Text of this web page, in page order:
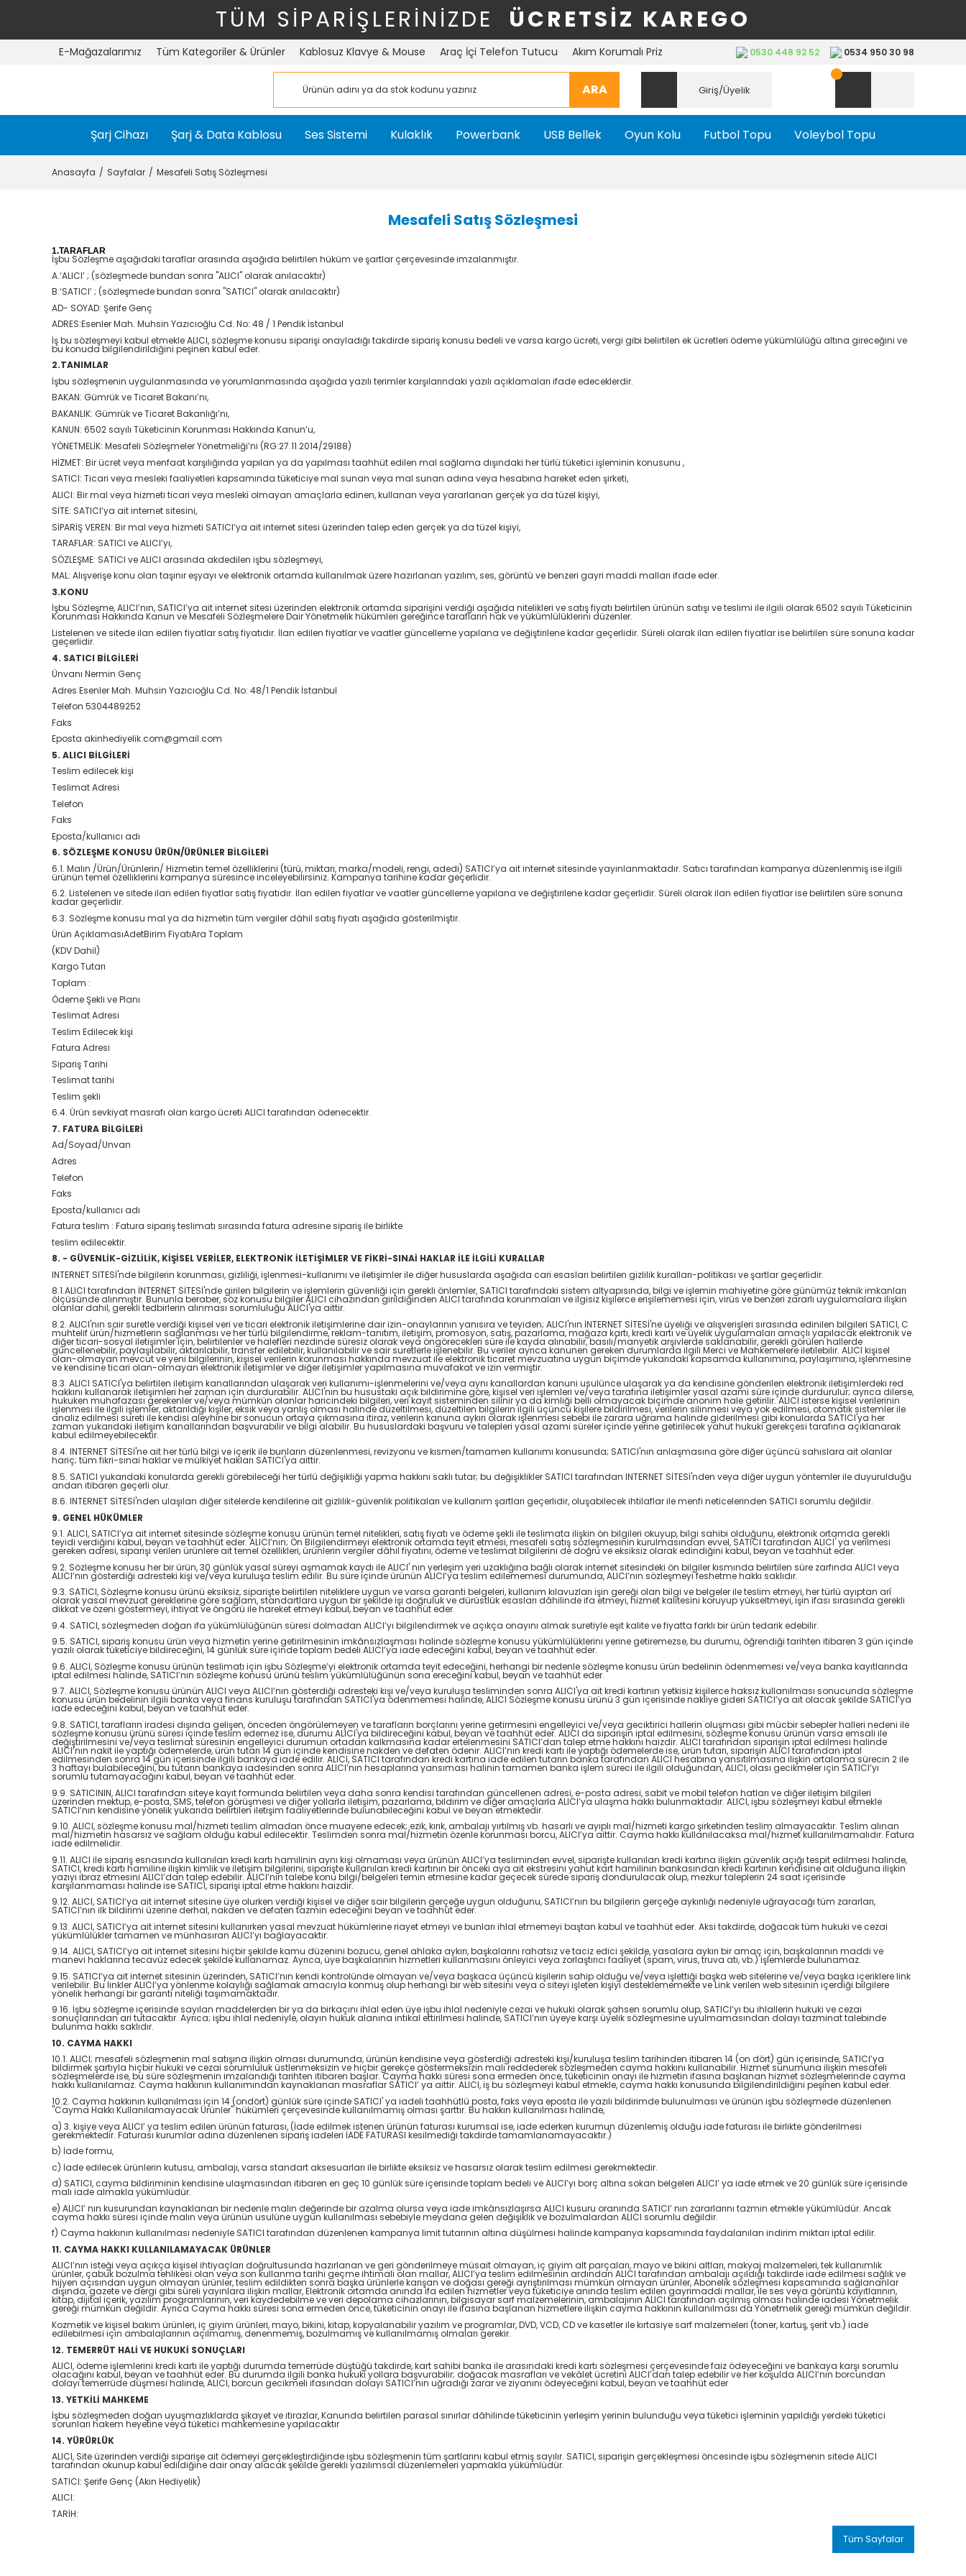
TÜM SİPARİŞLERİNİZDE ÜCRETSİZ KAREGO
E-Mağazalarımız Tüm Kategoriler & Ürünler Kablosuz Klavye & Mouse Araç İçi Telefon Tutucu Akım Korumalı Priz 0530 448 92 52 0534 950 30 98
ARA Giriş/Üyelik
Şarj Cihazı Şarj & Data Kablosu Ses Sistemi Kulaklık Powerbank USB Bellek Oyun Kolu Futbol Topu Voleybol Topu
Anasayfa Sayfalar Mesafeli Satış Sözleşmesi
Mesafeli Satış Sözleşmesi
1.TARAFLAR
İşbu Sözleşme aşağıdaki taraflar arasında aşağıda belirtilen hüküm ve şartlar çerçevesinde imzalanmıştır.
A.‘ALICI’ ; (sözleşmede bundan sonra "ALICI" olarak anılacaktır)
B.‘SATICI’ ; (sözleşmede bundan sonra "SATICI" olarak anılacaktır)
AD- SOYAD: Şerife Genç
ADRES:Esenler Mah. Muhsin Yazıcıoğlu Cd. No: 48 / 1 Pendik İstanbul
İş bu sözleşmeyi kabul etmekle ALICI, sözleşme konusu siparişi onayladığı takdirde sipariş konusu bedeli ve varsa kargo ücreti, vergi gibi belirtilen ek ücretleri ödeme yükümlülüğü altına gireceğini ve
bu konuda bilgilendirildiğini peşinen kabul eder.
2.TANIMLAR
İşbu sözleşmenin uygulanmasında ve yorumlanmasında aşağıda yazılı terimler karşılarındaki yazılı açıklamaları ifade edeceklerdir.
BAKAN: Gümrük ve Ticaret Bakanı’nı,
BAKANLIK: Gümrük ve Ticaret Bakanlığı’nı,
KANUN: 6502 sayılı Tüketicinin Korunması Hakkında Kanun’u,
YÖNETMELİK: Mesafeli Sözleşmeler Yönetmeliği’ni (RG:27.11.2014/29188)
HİZMET: Bir ücret veya menfaat karşılığında yapılan ya da yapılması taahhüt edilen mal sağlama dışındaki her türlü tüketici işleminin konusunu ,
SATICI: Ticari veya mesleki faaliyetleri kapsamında tüketiciye mal sunan veya mal sunan adına veya hesabına hareket eden şirketi,
ALICI: Bir mal veya hizmeti ticari veya mesleki olmayan amaçlarla edinen, kullanan veya yararlanan gerçek ya da tüzel kişiyi,
SİTE: SATICI’ya ait internet sitesini,
SİPARİŞ VEREN: Bir mal veya hizmeti SATICI’ya ait internet sitesi üzerinden talep eden gerçek ya da tüzel kişiyi,
TARAFLAR: SATICI ve ALICI’yı,
SÖZLEŞME: SATICI ve ALICI arasında akdedilen işbu sözleşmeyi,
MAL: Alışverişe konu olan taşınır eşyayı ve elektronik ortamda kullanılmak üzere hazırlanan yazılım, ses, görüntü ve benzeri gayri maddi malları ifade eder.
3.KONU
İşbu Sözleşme, ALICI’nın, SATICI’ya ait internet sitesi üzerinden elektronik ortamda siparişini verdiği aşağıda nitelikleri ve satış fiyatı belirtilen ürünün satışı ve teslimi ile ilgili olarak 6502 sayılı Tüketicinin
Korunması Hakkında Kanun ve Mesafeli Sözleşmelere Dair Yönetmelik hükümleri gereğince tarafların hak ve yükümlülüklerini düzenler.
Listelenen ve sitede ilan edilen fiyatlar satış fiyatıdır. İlan edilen fiyatlar ve vaatler güncelleme yapılana ve değiştirilene kadar geçerlidir. Süreli olarak ilan edilen fiyatlar ise belirtilen süre sonuna kadar
geçerlidir.
4. SATICI BİLGİLERİ
Ünvanı Nermin Genç
Adres Esenler Mah. Muhsin Yazıcıoğlu Cd. No: 48/1 Pendik İstanbul
Telefon 5304489252
Faks
Eposta akinhediyelik.com@gmail.com
5. ALICI BİLGİLERİ
Teslim edilecek kişi
Teslimat Adresi
Telefon
Faks
Eposta/kullanıcı adı
6. SÖZLEŞME KONUSU ÜRÜN/ÜRÜNLER BİLGİLERİ
6.1. Malın /Ürün/Ürünlerin/ Hizmetin temel özelliklerini (türü, miktarı, marka/modeli, rengi, adedi) SATICI’ya ait internet sitesinde yayınlanmaktadır. Satıcı tarafından kampanya düzenlenmiş ise ilgili
ürünün temel özelliklerini kampanya süresince inceleyebilirsiniz. Kampanya tarihine kadar geçerlidir.
6.2. Listelenen ve sitede ilan edilen fiyatlar satış fiyatıdır. İlan edilen fiyatlar ve vaatler güncelleme yapılana ve değiştirilene kadar geçerlidir. Süreli olarak ilan edilen fiyatlar ise belirtilen süre sonuna
kadar geçerlidir.
6.3. Sözleşme konusu mal ya da hizmetin tüm vergiler dâhil satış fiyatı aşağıda gösterilmiştir.
Ürün AçıklamasıAdetBirim FiyatıAra Toplam
(KDV Dahil)
Kargo Tutarı
Toplam :
Ödeme Şekli ve Planı
Teslimat Adresi
Teslim Edilecek kişi
Fatura Adresi
Sipariş Tarihi
Teslimat tarihi
Teslim şekli
6.4. Ürün sevkiyat masrafı olan kargo ücreti ALICI tarafından ödenecektir.
7. FATURA BİLGİLERİ
Ad/Soyad/Unvan
Adres
Telefon
Faks
Eposta/kullanıcı adı
Fatura teslim : Fatura sipariş teslimatı sırasında fatura adresine sipariş ile birlikte
teslim edilecektir.
8. - GÜVENLİK-GİZLİLİK, KİŞİSEL VERİLER, ELEKTRONİK İLETİŞİMLER VE FİKRİ-SINAİ HAKLAR İLE İLGİLİ KURALLAR
INTERNET SİTESİ'nde bilgilerin korunması, gizliliği, işlenmesi-kullanımı ve iletişimler ile diğer hususlarda aşağıda cari esasları belirtilen gizlilik kuralları-politikası ve şartlar geçerlidir.
8.1.ALICI tarafından İNTERNET SİTESİ'nde girilen bilgilerin ve işlemlerin güvenliği için gerekli önlemler, SATICI tarafındaki sistem altyapısında, bilgi ve işlemin mahiyetine göre günümüz teknik imkanları
ölçüsünde alınmıştır. Bununla beraber, söz konusu bilgiler ALICI cihazından girildiğinden ALICI tarafında korunmaları ve ilgisiz kişilerce erişilememesi için, virüs ve benzeri zararlı uygulamalara ilişkin
olanlar dahil, gerekli tedbirlerin alınması sorumluluğu ALICI'ya aittir.
8.2. ALICI'nın sair suretle verdiği kişisel veri ve ticari elektronik iletişimlerine dair izin-onaylarının yanısıra ve teyiden; ALICI'nın İNTERNET SİTESİ'ne üyeliği ve alışverişleri sırasında edinilen bilgileri SATICI, C
muhtelif ürün/hizmetlerin sağlanması ve her türlü bilgilendirme, reklam-tanıtım, iletişim, promosyon, satış, pazarlama, mağaza kartı, kredi kartı ve üyelik uygulamaları amaçlı yapılacak elektronik ve
diğer ticari-sosyal iletişimler için, belirtilenler ve halefleri nezdinde süresiz olarak veya öngörecekleri süre ile kayda alınabilir, basılı/manyetik arşivlerde saklanabilir, gerekli görülen hallerde
güncellenebilir, paylaşılabilir, aktarılabilir, transfer edilebilir, kullanılabilir ve sair suretlerle işlenebilir. Bu veriler ayrıca kanunen gereken durumlarda ilgili Merci ve Mahkemelere iletilebilir. ALICI kişisel
olan-olmayan mevcut ve yeni bilgilerinin, kişisel verilerin korunması hakkında mevzuat ile elektronik ticaret mevzuatına uygun biçimde yukarıdaki kapsamda kullanımına, paylaşımına, işlenmesine
ve kendisine ticari olan-olmayan elektronik iletişimler ve diğer iletişimler yapılmasına muvafakat ve izin vermiştir.
8.3. ALICI SATICI'ya belirtilen iletişim kanallarından ulaşarak veri kullanımı-işlenmelerini ve/veya aynı kanallardan kanuni usulünce ulaşarak ya da kendisine gönderilen elektronik iletişimlerdeki red
hakkını kullanarak iletişimleri her zaman için durdurabilir. ALICI'nın bu husustaki açık bildirimine göre, kişisel veri işlemleri ve/veya tarafına iletişimler yasal azami süre içinde durdurulur; ayrıca dilerse,
hukuken muhafazası gerekenler ve/veya mümkün olanlar haricindeki bilgileri, veri kayıt sisteminden silinir ya da kimliği belli olmayacak biçimde anonim hale getirilir. ALICI isterse kişisel verilerinin
işlenmesi ile ilgili işlemler, aktarıldığı kişiler, eksik veya yanlış olması halinde düzeltilmesi, düzeltilen bilgilerin ilgili üçüncü kişilere bildirilmesi, verilerin silinmesi veya yok edilmesi, otomatik sistemler ile
analiz edilmesi sureti ile kendisi aleyhine bir sonucun ortaya çıkmasına itiraz, verilerin kanuna aykırı olarak işlenmesi sebebi ile zarara uğrama halinde giderilmesi gibi konularda SATICI'ya her
zaman yukarıdaki iletişim kanallarından başvurabilir ve bilgi alabilir. Bu hususlardaki başvuru ve talepleri yasal azami süreler içinde yerine getirilecek yahut hukuki gerekçesi tarafına açıklanarak
kabul edilmeyebilecektir.
8.4. INTERNET SİTESİ'ne ait her türlü bilgi ve içerik ile bunların düzenlenmesi, revizyonu ve kısmen/tamamen kullanımı konusunda; SATICI'nın anlaşmasına göre diğer üçüncü sahıslara ait olanlar
hariç; tüm fikri-sınai haklar ve mülkiyet hakları SATICI'ya aittir.
8.5. SATICI yukarıdaki konularda gerekli görebileceği her türlü değişikliği yapma hakkını saklı tutar; bu değişiklikler SATICI tarafından INTERNET SİTESİ'nden veya diğer uygun yöntemler ile duyurulduğu
andan itibaren geçerli olur.
8.6. INTERNET SİTESİ'nden ulaşılan diğer sitelerde kendilerine ait gizlilik-güvenlik politikaları ve kullanım şartları geçerlidir, oluşabilecek ihtilaflar ile menfi neticelerinden SATICI sorumlu değildir.
9. GENEL HÜKÜMLER
9.1. ALICI, SATICI’ya ait internet sitesinde sözleşme konusu ürünün temel nitelikleri, satış fiyatı ve ödeme şekli ile teslimata ilişkin ön bilgileri okuyup, bilgi sahibi olduğunu, elektronik ortamda gerekli
teyidi verdiğini kabul, beyan ve taahhüt eder. ALICI’nın; Ön Bilgilendirmeyi elektronik ortamda teyit etmesi, mesafeli satış sözleşmesinin kurulmasından evvel, SATICI tarafından ALICI' ya verilmesi
gereken adresi, siparişi verilen ürünlere ait temel özellikleri, ürünlerin vergiler dâhil fiyatını, ödeme ve teslimat bilgilerini de doğru ve eksiksiz olarak edindiğini kabul, beyan ve taahhüt eder.
9.2. Sözleşme konusu her bir ürün, 30 günlük yasal süreyi aşmamak kaydı ile ALICI' nın yerleşim yeri uzaklığına bağlı olarak internet sitesindeki ön bilgiler kısmında belirtilen süre zarfında ALICI veya
ALICI’nın gösterdiği adresteki kişi ve/veya kuruluşa teslim edilir. Bu süre içinde ürünün ALICI’ya teslim edilememesi durumunda, ALICI’nın sözleşmeyi feshetme hakkı saklıdır.
9.3. SATICI, Sözleşme konusu ürünü eksiksiz, siparişte belirtilen niteliklere uygun ve varsa garanti belgeleri, kullanım kılavuzları işin gereği olan bilgi ve belgeler ile teslim etmeyi, her türlü ayıptan arî
olarak yasal mevzuat gereklerine göre sağlam, standartlara uygun bir şekilde işi doğruluk ve dürüstlük esasları dâhilinde ifa etmeyi, hizmet kalitesini koruyup yükseltmeyi, işin ifası sırasında gerekli
dikkat ve özeni göstermeyi, ihtiyat ve öngörü ile hareket etmeyi kabul, beyan ve taahhüt eder.
9.4. SATICI, sözleşmeden doğan ifa yükümlülüğünün süresi dolmadan ALICI’yı bilgilendirmek ve açıkça onayını almak suretiyle eşit kalite ve fiyatta farklı bir ürün tedarik edebilir.
9.5. SATICI, sipariş konusu ürün veya hizmetin yerine getirilmesinin imkânsızlaşması halinde sözleşme konusu yükümlülüklerini yerine getiremezse, bu durumu, öğrendiği tarihten itibaren 3 gün içinde
yazılı olarak tüketiciye bildireceğini, 14 günlük süre içinde toplam bedeli ALICI’ya iade edeceğini kabul, beyan ve taahhüt eder.
9.6. ALICI, Sözleşme konusu ürünün teslimatı için işbu Sözleşme’yi elektronik ortamda teyit edeceğini, herhangi bir nedenle sözleşme konusu ürün bedelinin ödenmemesi ve/veya banka kayıtlarında
iptal edilmesi halinde, SATICI’nın sözleşme konusu ürünü teslim yükümlülüğünün sona ereceğini kabul, beyan ve taahhüt eder.
9.7. ALICI, Sözleşme konusu ürünün ALICI veya ALICI’nın gösterdiği adresteki kişi ve/veya kuruluşa tesliminden sonra ALICI'ya ait kredi kartının yetkisiz kişilerce haksız kullanılması sonucunda sözleşme
konusu ürün bedelinin ilgili banka veya finans kuruluşu tarafından SATICI'ya ödenmemesi halinde, ALICI Sözleşme konusu ürünü 3 gün içerisinde nakliye gideri SATICI’ya ait olacak şekilde SATICI’ya
iade edeceğini kabul, beyan ve taahhüt eder.
9.8. SATICI, tarafların iradesi dışında gelişen, önceden öngörülemeyen ve tarafların borçlarını yerine getirmesini engelleyici ve/veya geciktirici hallerin oluşması gibi mücbir sebepler halleri nedeni ile
sözleşme konusu ürünü süresi içinde teslim edemez ise, durumu ALICI'ya bildireceğini kabul, beyan ve taahhüt eder. ALICI da siparişin iptal edilmesini, sözleşme konusu ürünün varsa emsali ile
değiştirilmesini ve/veya teslimat süresinin engelleyici durumun ortadan kalkmasına kadar ertelenmesini SATICI’dan talep etme hakkını haizdir. ALICI tarafından siparişin iptal edilmesi halinde
ALICI’nın nakit ile yaptığı ödemelerde, ürün tutarı 14 gün içinde kendisine nakden ve defaten ödenir. ALICI’nın kredi kartı ile yaptığı ödemelerde ise, ürün tutarı, siparişin ALICI tarafından iptal
edilmesinden sonra 14 gün içerisinde ilgili bankaya iade edilir. ALICI, SATICI tarafından kredi kartına iade edilen tutarın banka tarafından ALICI hesabına yansıtılmasına ilişkin ortalama sürecin 2 ile
3 haftayı bulabileceğini, bu tutarın bankaya iadesinden sonra ALICI’nın hesaplarına yansıması halinin tamamen banka işlem süreci ile ilgili olduğundan, ALICI, olası gecikmeler için SATICI’yı
sorumlu tutamayacağını kabul, beyan ve taahhüt eder.
9.9. SATICININ, ALICI tarafından siteye kayıt formunda belirtilen veya daha sonra kendisi tarafından güncellenen adresi, e-posta adresi, sabit ve mobil telefon hatları ve diğer iletişim bilgileri
üzerinden mektup, e-posta, SMS, telefon görüşmesi ve diğer yollarla iletişim, pazarlama, bildirim ve diğer amaçlarla ALICI’ya ulaşma hakkı bulunmaktadır. ALICI, işbu sözleşmeyi kabul etmekle
SATICI’nın kendisine yönelik yukarıda belirtilen iletişim faaliyetlerinde bulunabileceğini kabul ve beyan etmektedir.
9.10. ALICI, sözleşme konusu mal/hizmeti teslim almadan önce muayene edecek; ezik, kırık, ambalajı yırtılmış vb. hasarlı ve ayıplı mal/hizmeti kargo şirketinden teslim almayacaktır. Teslim alınan
mal/hizmetin hasarsız ve sağlam olduğu kabul edilecektir. Teslimden sonra mal/hizmetin özenle korunması borcu, ALICI’ya aittir. Cayma hakkı kullanılacaksa mal/hizmet kullanılmamalıdır. Fatura
iade edilmelidir.
9.11. ALICI ile sipariş esnasında kullanılan kredi kartı hamilinin aynı kişi olmaması veya ürünün ALICI’ya tesliminden evvel, siparişte kullanılan kredi kartına ilişkin güvenlik açığı tespit edilmesi halinde,
SATICI, kredi kartı hamiline ilişkin kimlik ve iletişim bilgilerini, siparişte kullanılan kredi kartının bir önceki aya ait ekstresini yahut kart hamilinin bankasından kredi kartının kendisine ait olduğuna ilişkin
yazıyı ibraz etmesini ALICI’dan talep edebilir. ALICI’nın talebe konu bilgi/belgeleri temin etmesine kadar geçecek sürede sipariş dondurulacak olup, mezkur taleplerin 24 saat içerisinde
karşılanmaması halinde ise SATICI, siparişi iptal etme hakkını haizdir.
9.12. ALICI, SATICI’ya ait internet sitesine üye olurken verdiği kişisel ve diğer sair bilgilerin gerçeğe uygun olduğunu, SATICI’nın bu bilgilerin gerçeğe aykırılığı nedeniyle uğrayacağı tüm zararları,
SATICI’nın ilk bildirimi üzerine derhal, nakden ve defaten tazmin edeceğini beyan ve taahhüt eder.
9.13. ALICI, SATICI’ya ait internet sitesini kullanırken yasal mevzuat hükümlerine riayet etmeyi ve bunları ihlal etmemeyi baştan kabul ve taahhüt eder. Aksi takdirde, doğacak tüm hukuki ve cezai
yükümlülükler tamamen ve münhasıran ALICI’yı bağlayacaktır.
9.14. ALICI, SATICI’ya ait internet sitesini hiçbir şekilde kamu düzenini bozucu, genel ahlaka aykırı, başkalarını rahatsız ve taciz edici şekilde, yasalara aykırı bir amaç için, başkalarının maddi ve
manevi haklarına tecavüz edecek şekilde kullanamaz. Ayrıca, üye başkalarının hizmetleri kullanmasını önleyici veya zorlaştırıcı faaliyet (spam, virus, truva atı, vb.) işlemlerde bulunamaz.
9.15. SATICI’ya ait internet sitesinin üzerinden, SATICI’nın kendi kontrolünde olmayan ve/veya başkaca üçüncü kişilerin sahip olduğu ve/veya işlettiği başka web sitelerine ve/veya başka içeriklere link
verilebilir. Bu linkler ALICI’ya yönlenme kolaylığı sağlamak amacıyla konmuş olup herhangi bir web sitesini veya o siteyi işleten kişiyi desteklememekte ve Link verilen web sitesinin içerdiği bilgilere
yönelik herhangi bir garanti niteliği taşımamaktadır.
9.16. İşbu sözleşme içerisinde sayılan maddelerden bir ya da birkaçını ihlal eden üye işbu ihlal nedeniyle cezai ve hukuki olarak şahsen sorumlu olup, SATICI’yı bu ihlallerin hukuki ve cezai
sonuçlarından ari tutacaktır. Ayrıca; işbu ihlal nedeniyle, olayın hukuk alanına intikal ettirilmesi halinde, SATICI’nın üyeye karşı üyelik sözleşmesine uyulmamasından dolayı tazminat talebinde
bulunma hakkı saklıdır.
10. CAYMA HAKKI
10.1. ALICI; mesafeli sözleşmenin mal satışına ilişkin olması durumunda, ürünün kendisine veya gösterdiği adresteki kişi/kuruluşa teslim tarihinden itibaren 14 (on dört) gün içerisinde, SATICI’ya
bildirmek şartıyla hiçbir hukuki ve cezai sorumluluk üstlenmeksizin ve hiçbir gerekçe göstermeksizin malı reddederek sözleşmeden cayma hakkını kullanabilir. Hizmet sunumuna ilişkin mesafeli
sözleşmelerde ise, bu süre sözleşmenin imzalandığı tarihten itibaren başlar. Cayma hakkı süresi sona ermeden önce, tüketicinin onayı ile hizmetin ifasına başlanan hizmet sözleşmelerinde cayma
hakkı kullanılamaz. Cayma hakkının kullanımından kaynaklanan masraflar SATICI’ ya aittir. ALICI, iş bu sözleşmeyi kabul etmekle, cayma hakkı konusunda bilgilendirildiğini peşinen kabul eder.
10.2. Cayma hakkının kullanılması için 14 (ondört) günlük süre içinde SATICI' ya iadeli taahhütlü posta, faks veya eposta ile yazılı bildirimde bulunulması ve ürünün işbu sözleşmede düzenlenen
"Cayma Hakkı Kullanılamayacak Ürünler" hükümleri çerçevesinde kullanılmamış olması şarttır. Bu hakkın kullanılması halinde,
a) 3. kişiye veya ALICI’ ya teslim edilen ürünün faturası, (İade edilmek istenen ürünün faturası kurumsal ise, iade ederken kurumun düzenlemiş olduğu iade faturası ile birlikte gönderilmesi
gerekmektedir. Faturası kurumlar adına düzenlenen sipariş iadeleri İADE FATURASI kesilmediği takdirde tamamlanamayacaktır.)
b) İade formu,
c) İade edilecek ürünlerin kutusu, ambalajı, varsa standart aksesuarları ile birlikte eksiksiz ve hasarsız olarak teslim edilmesi gerekmektedir.
d) SATICI, cayma bildiriminin kendisine ulaşmasından itibaren en geç 10 günlük süre içerisinde toplam bedeli ve ALICI’yı borç altına sokan belgeleri ALICI’ ya iade etmek ve 20 günlük süre içerisinde
malı iade almakla yükümlüdür.
e) ALICI’ nın kusurundan kaynaklanan bir nedenle malın değerinde bir azalma olursa veya iade imkânsızlaşırsa ALICI kusuru oranında SATICI’ nın zararlarını tazmin etmekle yükümlüdür. Ancak
cayma hakkı süresi içinde malın veya ürünün usulüne uygun kullanılması sebebiyle meydana gelen değişiklik ve bozulmalardan ALICI sorumlu değildir.
f) Cayma hakkının kullanılması nedeniyle SATICI tarafından düzenlenen kampanya limit tutarının altına düşülmesi halinde kampanya kapsamında faydalanılan indirim miktarı iptal edilir.
11. CAYMA HAKKI KULLANILAMAYACAK ÜRÜNLER
ALICI’nın isteği veya açıkça kişisel ihtiyaçları doğrultusunda hazırlanan ve geri gönderilmeye müsait olmayan, iç giyim alt parçaları, mayo ve bikini altları, makyaj malzemeleri, tek kullanımlık
ürünler, çabuk bozulma tehlikesi olan veya son kullanma tarihi geçme ihtimali olan mallar, ALICI’ya teslim edilmesinin ardından ALICI tarafından ambalajı açıldığı takdirde iade edilmesi sağlık ve
hijyen açısından uygun olmayan ürünler, teslim edildikten sonra başka ürünlerle karışan ve doğası gereği ayrıştırılması mümkün olmayan ürünler, Abonelik sözleşmesi kapsamında sağlananlar
dışında, gazete ve dergi gibi süreli yayınlara ilişkin mallar, Elektronik ortamda anında ifa edilen hizmetler veya tüketiciye anında teslim edilen gayrimaddi mallar, ile ses veya görüntü kayıtlarının,
kitap, dijital içerik, yazılım programlarının, veri kaydedebilme ve veri depolama cihazlarının, bilgisayar sarf malzemelerinin, ambalajının ALICI tarafından açılmış olması halinde iadesi Yönetmelik
gereği mümkün değildir. Ayrıca Cayma hakkı süresi sona ermeden önce, tüketicinin onayı ile ifasına başlanan hizmetlere ilişkin cayma hakkının kullanılması da Yönetmelik gereği mümkün değildir.
Kozmetik ve kişisel bakım ürünleri, iç giyim ürünleri, mayo, bikini, kitap, kopyalanabilir yazılım ve programlar, DVD, VCD, CD ve kasetler ile kırtasiye sarf malzemeleri (toner, kartuş, şerit vb.) iade
edilebilmesi için ambalajlarının açılmamış, denenmemiş, bozulmamış ve kullanılmamış olmaları gerekir.
12. TEMERRÜT HALİ VE HUKUKİ SONUÇLARI
ALICI, ödeme işlemlerini kredi kartı ile yaptığı durumda temerrüde düştüğü takdirde, kart sahibi banka ile arasındaki kredi kartı sözleşmesi çerçevesinde faiz ödeyeceğini ve bankaya karşı sorumlu
olacağını kabul, beyan ve taahhüt eder. Bu durumda ilgili banka hukuki yollara başvurabilir; doğacak masrafları ve vekâlet ücretini ALICI’dan talep edebilir ve her koşulda ALICI’nın borcundan
dolayı temerrüde düşmesi halinde, ALICI, borcun gecikmeli ifasından dolayı SATICI’nın uğradığı zarar ve ziyanını ödeyeceğini kabul, beyan ve taahhüt eder
13. YETKİLİ MAHKEME
İşbu sözleşmeden doğan uyuşmazlıklarda şikayet ve itirazlar, Kanunda belirtilen parasal sınırlar dâhilinde tüketicinin yerleşim yerinin bulunduğu veya tüketici işleminin yapıldığı yerdeki tüketici
sorunları hakem heyetine veya tüketici mahkemesine yapılacaktır
14. YÜRÜRLÜK
ALICI, Site üzerinden verdiği siparişe ait ödemeyi gerçekleştirdiğinde işbu sözleşmenin tüm şartlarını kabul etmiş sayılır. SATICI, siparişin gerçekleşmesi öncesinde işbu sözleşmenin sitede ALICI
tarafından okunup kabul edildiğine dair onay alacak şekilde gerekli yazılımsal düzenlemeleri yapmakla yükümlüdür.
SATICI: Şerife Genç (Akın Hediyelik)
ALICI:
TARİH:
Tüm Sayfalar